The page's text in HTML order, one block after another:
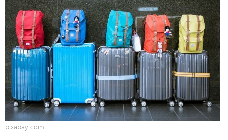
pixabay.com